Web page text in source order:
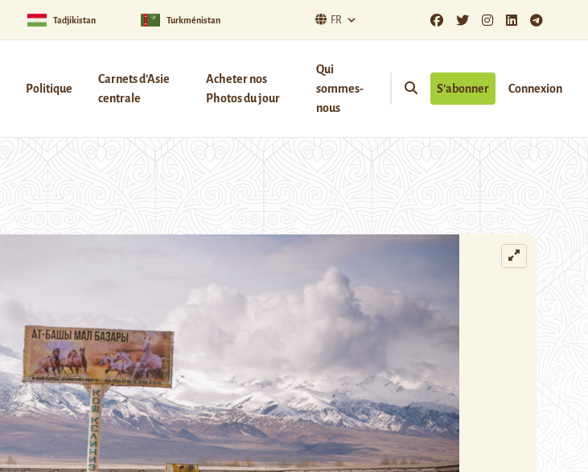
Tadjikistan Turkménistan FR
Politique
Carnets d’Asie
centrale
Acheter nos
Photos du jour
Qui
sommes-
nous
S’abonner Connexion